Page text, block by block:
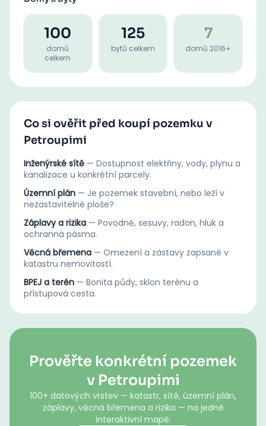
100
domů
celkem
125
bytů celkem
7
domů 2016+
Co si ověřit před koupí pozemku v
Petroupimi
Inženýrské sítě — Dostupnost elektřiny, vody, plynu a
kanalizace u konkrétní parcely.
Územní plán — Je pozemek stavební, nebo leží v
nezastavitelné ploše?
Záplavy a rizika — Povodně, sesuvy, radon, hluk a
ochranná pásma.
Věcná břemena — Omezení a zástavy zapsané v
katastru nemovitostí.
BPEJ a terén — Bonita půdy, sklon terénu a
přístupová cesta.
Prověřte konkrétní pozemek
v Petroupimi
100+ datových vrstev — katastr, sítě, územní plán,
záplavy, věcná břemena a rizika — na jedné
interaktivní mapě.